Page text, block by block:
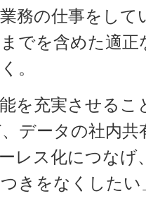
務の仕事をし
でを含めた適正
。
を充実させるこ
データの社内共
レス化につなげ
きをなくしたい